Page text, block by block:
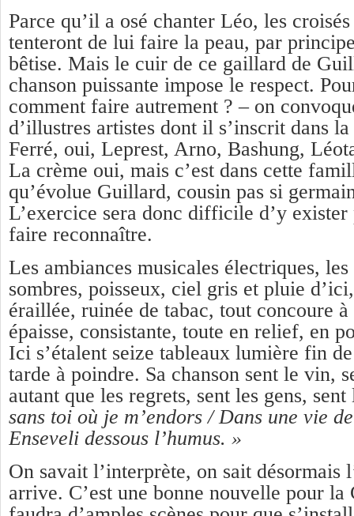
Parce qu’il a osé chanter Léo, les
tenteront de lui faire la peau, par
bêtise. Mais le cuir de ce gaillard de
chanson puissante impose le respect.
comment faire autrement ? – on
d’illustres artistes dont il s’inscrit dans
Ferré, oui, Leprest, Arno, Bashung,
La crème oui, mais c’est dans cette
qu’évolue Guillard, cousin pas si
L’exercice sera donc difficile d’y exister
faire reconnaître.
Les ambiances musicales électriques,
sombres, poisseux, ciel gris et pluie
éraillée, ruinée de tabac, tout concoure
épaisse, consistante, toute en relief, en
Ici s’étalent seize tableaux lumière fin
tarde à poindre. Sa chanson sent le vin,
autant que les regrets, sent les gens,
sans toi où je m’endors / Dans une vie
Enseveli dessous l’humus. »
On savait l’interprète, on sait désormais
arrive. C’est une bonne nouvelle pour